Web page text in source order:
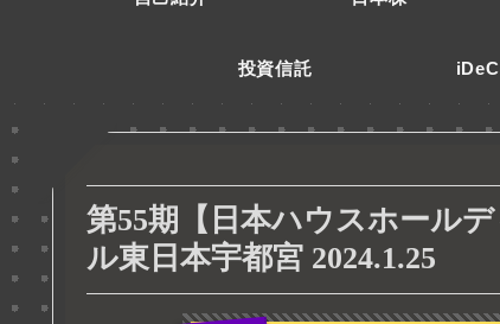
投資信託
第55期【日本ハウスホール
ル東日本宇都宮 2024.1.25